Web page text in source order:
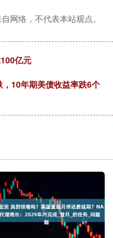
网络，不代表本站观点。
亿元
10年期美债收益率跌6个